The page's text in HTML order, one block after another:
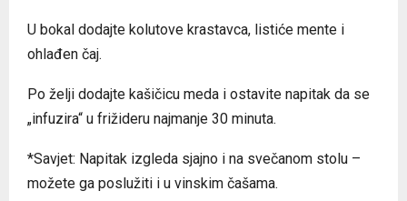
U bokal dodajte kolutove krastavca, listiće mente i
ohlađen čaj.
Po želji dodajte kašičicu meda i ostavite napitak da se
„infuzira“ u frižideru najmanje 30 minuta.
*Savjet: Napitak izgleda sjajno i na svečanom stolu –
možete ga poslužiti i u vinskim čašama.